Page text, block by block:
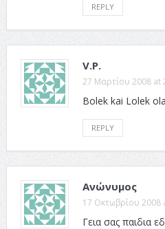
REPLY
V.P.
27 Μαρτίου 2008 at
Bolek kai Lolek ola
REPLY
Ανώνυμος
17 Οκτωβρίου 2008
Γεια σας παιδια